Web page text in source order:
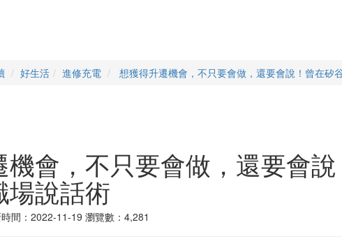
好生活 進修充電 想獲得升遷機會，不只要會做，還要會說！曾在矽
機會，不只要會做，還要會
場說話術
間：2022-11-19 瀏覽數：4,281